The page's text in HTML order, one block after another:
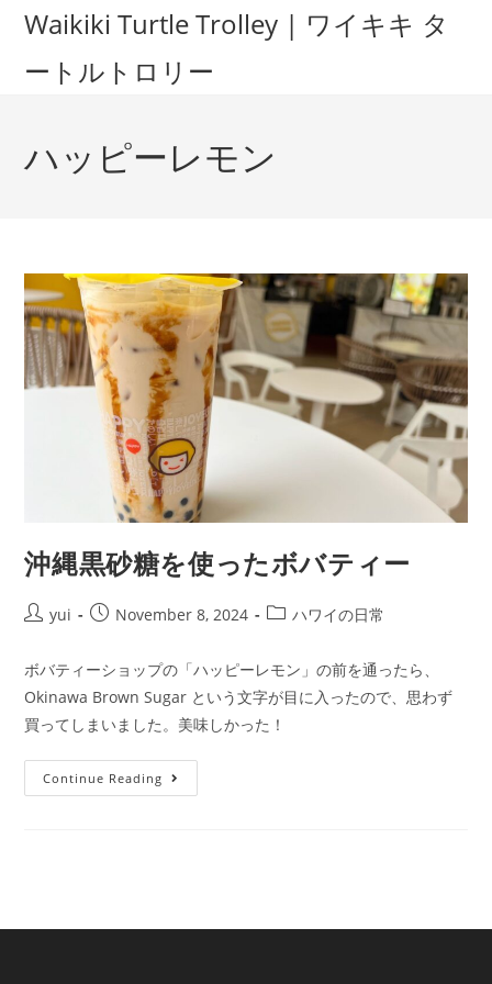
Waikiki Turtle Trolley | ワイキキ タ
ートルトロリー
ハッピーレモン
沖縄黒砂糖を使ったボバティー
yui November 8, 2024 ハワイの日常
ボバティーショップの「ハッピーレモン」の前を通ったら、
Okinawa Brown Sugar という文字が目に入ったので、思わず
買ってしまいました。美味しかった！
Continue Reading